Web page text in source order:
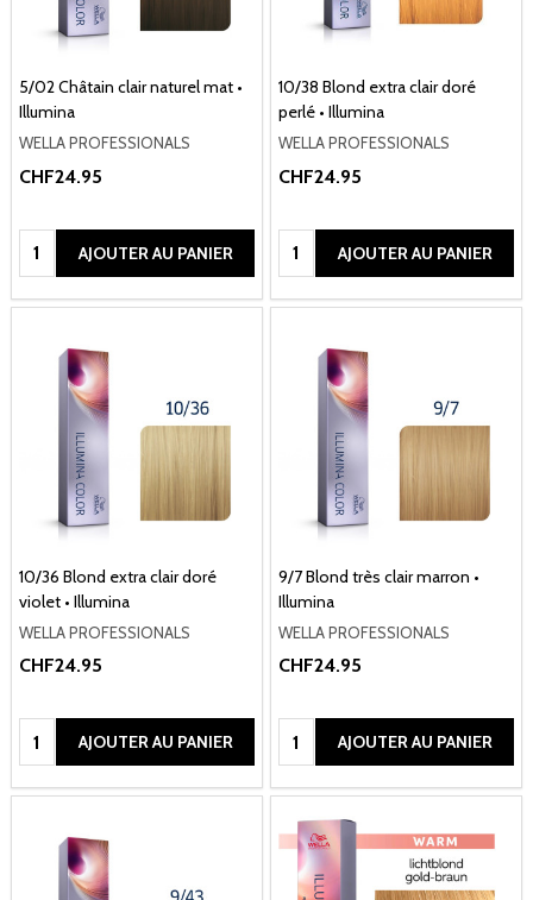
5/02 Châtain clair naturel mat •
Illumina
WELLA PROFESSIONALS
CHF24.95
Quantité:AJOUTER AU PANIER
10/38 Blond extra clair doré
perlé • Illumina
WELLA PROFESSIONALS
CHF24.95
Quantité:AJOUTER AU PANIER
10/36 Blond extra clair doré
violet • Illumina
WELLA PROFESSIONALS
CHF24.95
Quantité:AJOUTER AU PANIER
9/7 Blond très clair marron •
Illumina
WELLA PROFESSIONALS
CHF24.95
Quantité:AJOUTER AU PANIER